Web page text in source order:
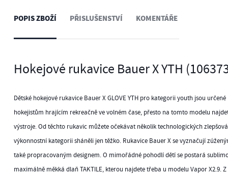
POPIS ZBOŽÍ
Hokejové rukavice Bauer X YTH
Dětské hokejové rukavice Bauer X GLOVE YTH pro kategorii youth jsou
hokejistům hrajícím rekreačně ve volném čase, přesto na tomto modelu
výstroje. Od těchto rukavic můžete očekávat několik technologických
výkonnostní kategorii sháněli jen těžko. Rukavice Bauer X se vyznačují
také propracovaným designem. O mimořádné pohodlí dětí se postará
maximálně měkká dlaň TAKTILE, kterou najdete třeba u modelu Vapor X2.9.
PŘISLUŠENSTVÍ KOMENTÁŘE